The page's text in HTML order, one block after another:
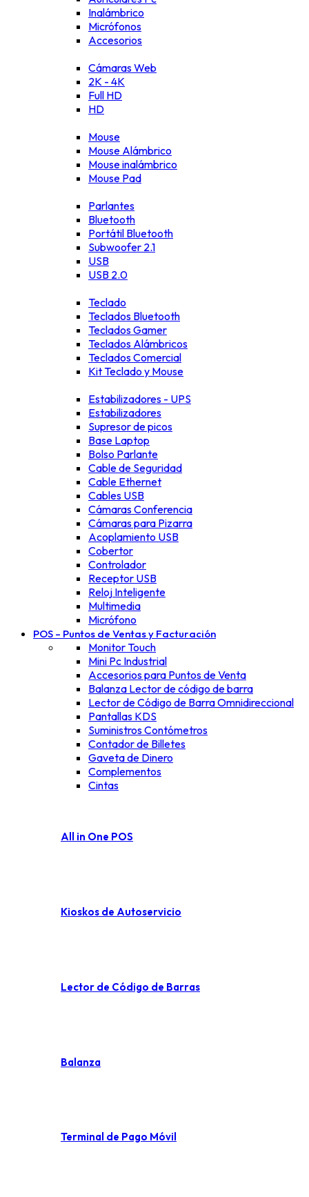
Inalámbrico
Micrófonos
Accesorios
Cámaras Web
2K - 4K
Full HD
HD
Mouse
Mouse Alámbrico
Mouse inalámbrico
Mouse Pad
Parlantes
Bluetooth
Portátil Bluetooth
Subwoofer 2.1
USB
USB 2.0
Teclado
Teclados Bluetooth
Teclados Gamer
Teclados Alámbricos
Teclados Comercial
Kit Teclado y Mouse
Estabilizadores - UPS
Estabilizadores
Supresor de picos
Base Laptop
Bolso Parlante
Cable de Seguridad
Cable Ethernet
Cables USB
Cámaras Conferencia
Cámaras para Pizarra
Acoplamiento USB
Cobertor
Controlador
Receptor USB
Reloj Inteligente
Multimedia
Micrófono
POS – Puntos de Ventas y Facturación
Monitor Touch
Mini Pc Industrial
Accesorios para Puntos de Venta
Balanza Lector de código de barra
Lector de Código de Barra Omnidireccional
Pantallas KDS
Suministros Contómetros
Contador de Billetes
Gaveta de Dinero
Complementos
Cintas
All in One POS
Kioskos de Autoservicio
Lector de Código de Barras
Balanza
Terminal de Pago Móvil